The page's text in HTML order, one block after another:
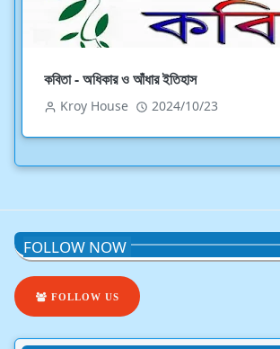
কবিতা - অধিকার ও আঁধার ইতিহাস
Kroy House 2024/10/23
FOLLOW NOW
FOLLOW US